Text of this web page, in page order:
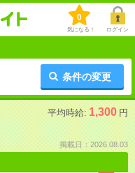
0
気になる！ ログイン
条件の変更
平均時給: 1,300 円
掲載日：2026.08.03